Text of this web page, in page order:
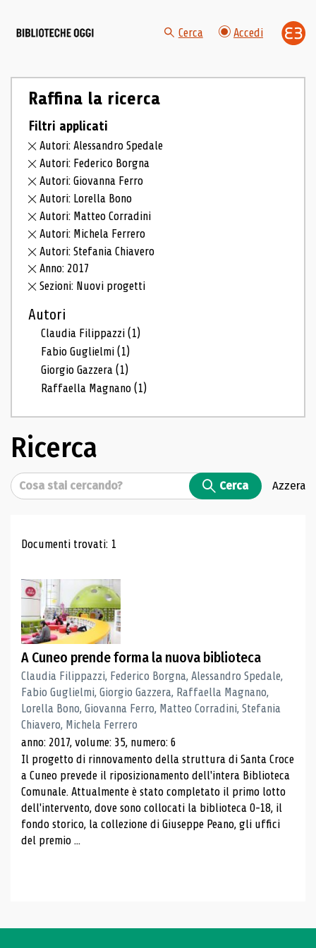
Cerca Accedi
Raffina la ricerca
Filtri applicati
Autori: Alessandro Spedale
Autori: Federico Borgna
Autori: Giovanna Ferro
Autori: Lorella Bono
Autori: Matteo Corradini
Autori: Michela Ferrero
Autori: Stefania Chiavero
Anno: 2017
Sezioni: Nuovi progetti
Autori
Claudia Filippazzi(1)
Fabio Guglielmi(1)
Giorgio Gazzera(1)
Raffaella Magnano(1)
Ricerca
Cerca Cerca Azzera
Risultati di ricerca
Documenti trovati: 1
A Cuneo prende forma la nuova biblioteca
Claudia Filippazzi, Federico Borgna, Alessandro Spedale,
Fabio Guglielmi, Giorgio Gazzera, Raffaella Magnano,
Lorella Bono, Giovanna Ferro, Matteo Corradini, Stefania
Chiavero, Michela Ferrero
anno: 2017, volume: 35, numero: 6
Il progetto di rinnovamento della struttura di Santa Croce
a Cuneo prevede il riposizionamento dell'intera Biblioteca
Comunale. Attualmente è stato completato il primo lotto
dell'intervento, dove sono collocati la biblioteca 0-18, il
fondo storico, la collezione di Giuseppe Peano, gli uffici
del premio ...